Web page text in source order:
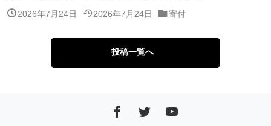
2026年7月24日 2026年7月24日 寄付
投稿一覧へ